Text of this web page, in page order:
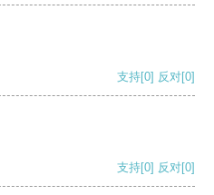
支持[0] 反对[0]
支持[0] 反对[0]